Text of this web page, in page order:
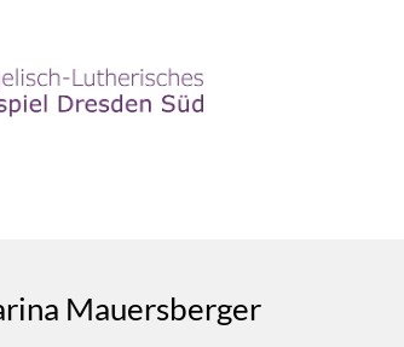
Mauersberger